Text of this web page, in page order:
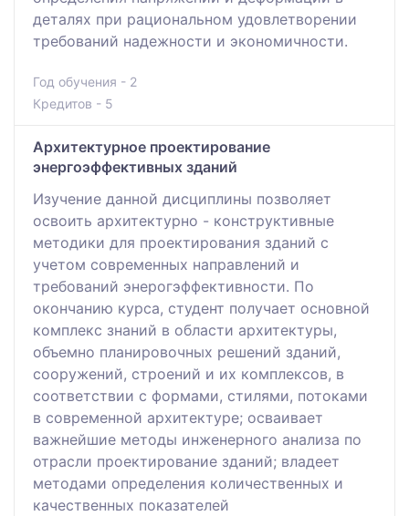
деталях при рациональном удовлетворении
требований надежности и экономичности.
Год обучения - 2
Кредитов - 5
Архитектурное проектирование
энергоэффективных зданий
Изучение данной дисциплины позволяет
освоить архитектурно - конструктивные
методики для проектирования зданий с
учетом современных направлений и
требований энерогэффективности. По
окончанию курса, студент получает основной
комплекс знаний в области архитектуры,
объемно планировочных решений зданий,
сооружений, строений и их комплексов, в
соответствии с формами, стилями, потоками
в современной архитектуре; осваивает
важнейшие методы инженерного анализа по
отрасли проектирование зданий; владеет
методами определения количественных и
качественных показателей